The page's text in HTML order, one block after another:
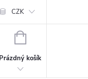
pro odstoupení od
CZK
NÁKUPNÍ
Prázdný košík